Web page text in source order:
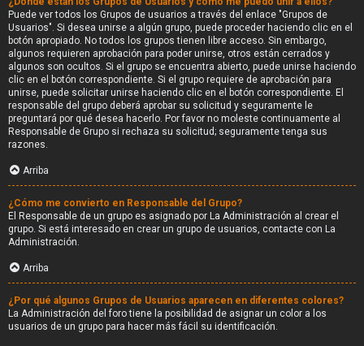
Puede ver todos los Grupos de usuarios a través del enlace "Grupos de
Usuarios". Si desea unirse a algún grupo, puede proceder haciendo clic en el
botón apropiado. No todos los grupos tienen libre acceso. Sin embargo,
algunos requieren aprobación para poder unirse, otros están cerrados y
algunos son ocultos. Si el grupo se encuentra abierto, puede unirse haciendo
clic en el botón correspondiente. Si el grupo requiere de aprobación para
unirse, puede solicitar unirse haciendo clic en el botón correspondiente. El
responsable del grupo deberá aprobar su solicitud y seguramente le
preguntará por qué desea hacerlo. Por favor no moleste continuamente al
Responsable de Grupo si rechaza su solicitud; seguramente tenga sus
razones.
Arriba
¿Cómo me convierto en Responsable del Grupo?
El Responsable de un grupo es asignado por La Administración al crear el
grupo. Si está interesado en crear un grupo de usuarios, contacte con La
Administración.
Arriba
¿Por qué algunos Grupos de Usuarios aparecen en diferentes colores?
La Administración del foro tiene la posibilidad de asignar un color a los
usuarios de un grupo para hacer más fácil su identificación.